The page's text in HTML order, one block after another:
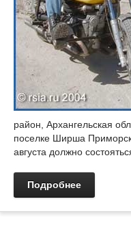
район, Архангельская
поселке Ширша
августа должно
Подробнее